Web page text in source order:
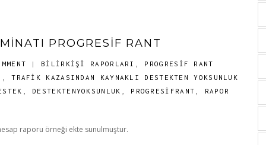
PROGRESIF RANT
| BILIRKIŞI RAPORLARI
PROGRESIF RANT
,TRAFİK KAZASINDAN KAYNAKLI DESTEKTEN YOKSUNLUK
DESTEKTENYOKSUNLUK PROGRESIFRANT RAPOR
raporu örneği ekte sunulmuştur.